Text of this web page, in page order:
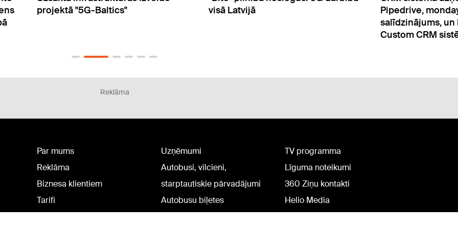
visā Latvijā
Pipedrive, monday un ELVA
pirmo privāto
MI apmācībai
Reklāma
Par mums
Reklāma
Biznesa klientiem
Tarifi
Uzņēmumi
Autobusi, vilcieni,
starptautiskie pārvadājumi
Autobusu biļetes
TV programma
Līguma noteikumi
360 Ziņu kontakti
Helio Media